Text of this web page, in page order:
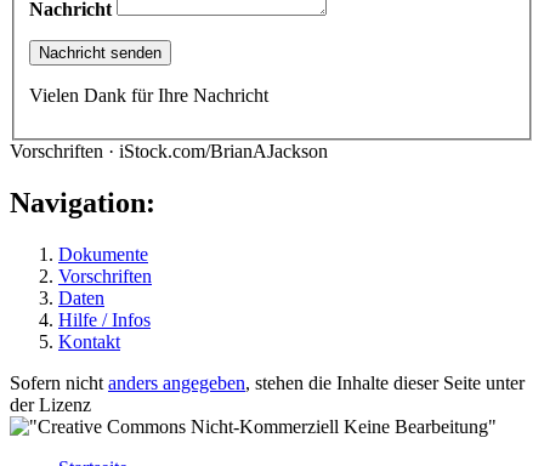
Nachricht
Vielen Dank für Ihre Nachricht
Vorschriften · iStock.com/BrianAJackson
Navigation:
Dokumente
Vorschriften
Daten
Hilfe / Infos
Kontakt
Sofern nicht anders angegeben, stehen die Inhalte dieser Seite unter
der Lizenz